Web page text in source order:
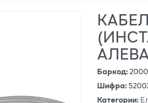
Баркод:
Шифра:
Категории: